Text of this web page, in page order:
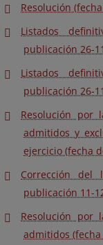
Resolución
Listados
publicación 26-
Listados
publicación 26-
Resolución por
admitidos y
ejercicio (fecha
Corrección del
publicación 11-
Resolución por
admitidos